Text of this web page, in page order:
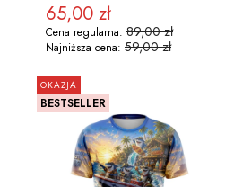
Cena promocyjna
65,00 zł
Cena regularna: 89,00 zł
Najniższa cena: 59,00 zł
OKAZJA
BESTSELLER